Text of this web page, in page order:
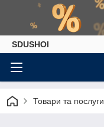
SDUSHOI
Товари та послуги